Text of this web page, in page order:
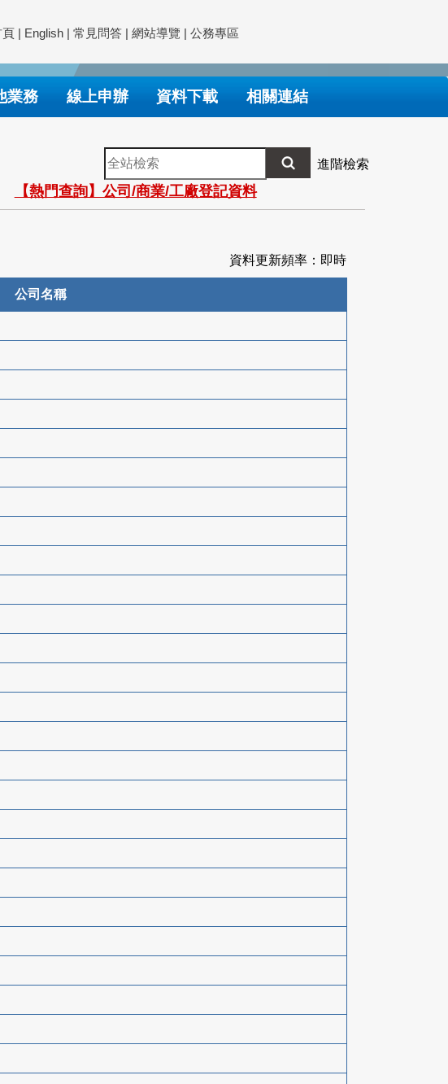
頁 | English | 常見問答 | 網站導覽 | 公務專區
業務 線上申辦 資料下載 相關連結
全
站
檢
索
進階檢索
【熱門查詢】公司/商業/工廠登記資料
資料更新頻率：即時
公司名稱